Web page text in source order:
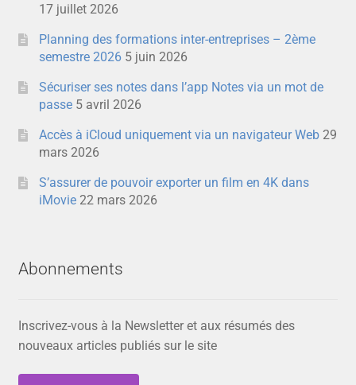
17 juillet 2026
Planning des formations inter-entreprises – 2ème
semestre 2026 5 juin 2026
Sécuriser ses notes dans l’app Notes via un mot de
passe 5 avril 2026
Accès à iCloud uniquement via un navigateur Web 29
mars 2026
S’assurer de pouvoir exporter un film en 4K dans
iMovie 22 mars 2026
Abonnements
Inscrivez-vous à la Newsletter et aux résumés des
nouveaux articles publiés sur le site